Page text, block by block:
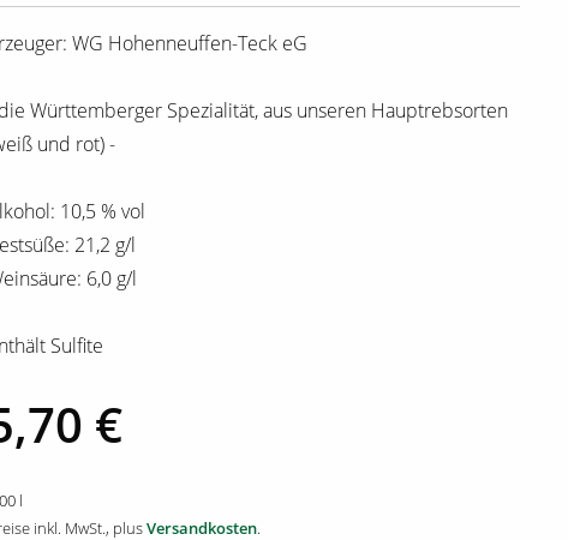
WG Hohenneuffen-Teck eG
Württemberger Spezialität, aus unseren Hauptrebsorten
und rot) -
10,5 % vol
21,2 g/l
6,0 g/l
Sulfite
€
l
inkl. MwSt., plusVersandkosten.